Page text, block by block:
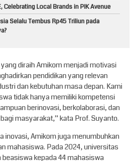
Celebrating Local Brands in PIK Avenue
Selalu Tembus Rp45 Triliun pada
diraih Amikom menjadi motivasi
pendidikan yang relevan
dan kebutuhan masa depan. Kami
tidak hanya memiliki kompetensi
berinovasi, berkolaborasi, dan
masyarakat,” kata Prof. Suyanto.
inovasi, Amikom juga menumbuhkan
mahasiswa. Pada 2024, universitas
kepada 44 mahasiswa